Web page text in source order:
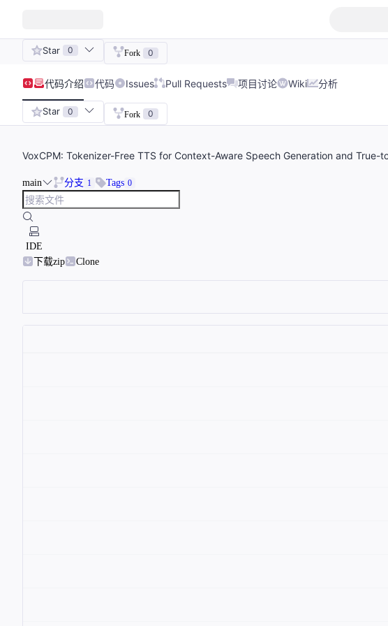
Star 0 Fork 0
代码介绍 代码 Issues Pull Requests 项目讨论 Wiki 分析
Star 0 Fork 0
VoxCPM: Tokenizer-Free TTS for Context-Aware Speech Generation and True-
main 分支 1 Tags 0
IDE
下载zip
Clone